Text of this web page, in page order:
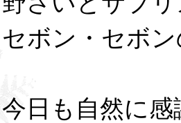
セボン・セボ
今日も自然に感